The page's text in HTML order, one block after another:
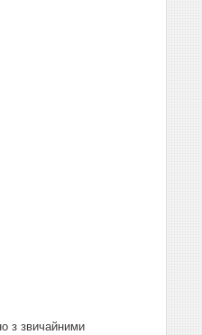
з звичайними